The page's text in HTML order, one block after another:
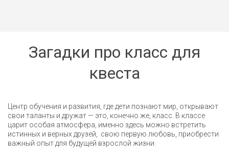
Загадки про класс для
квеста
Центр обучения и развития, где дети познают мир, открывают
свои таланты и дружат — это, конечно же, класс. В классе
царит особая атмосфера, именно здесь можно встретить
истинных и верных друзей, свою первую любовь, приобрести
важный опыт для будущей взрослой жизни.